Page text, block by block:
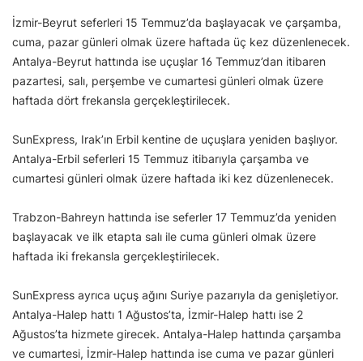
İzmir-Beyrut seferleri 15 Temmuz’da başlayacak ve çarşamba,
cuma, pazar günleri olmak üzere haftada üç kez düzenlenecek.
Antalya-Beyrut hattında ise uçuşlar 16 Temmuz’dan itibaren
pazartesi, salı, perşembe ve cumartesi günleri olmak üzere
haftada dört frekansla gerçekleştirilecek.
SunExpress, Irak’ın Erbil kentine de uçuşlara yeniden başlıyor.
Antalya-Erbil seferleri 15 Temmuz itibarıyla çarşamba ve
cumartesi günleri olmak üzere haftada iki kez düzenlenecek.
Trabzon-Bahreyn hattında ise seferler 17 Temmuz’da yeniden
başlayacak ve ilk etapta salı ile cuma günleri olmak üzere
haftada iki frekansla gerçekleştirilecek.
SunExpress ayrıca uçuş ağını Suriye pazarıyla da genişletiyor.
Antalya-Halep hattı 1 Ağustos’ta, İzmir-Halep hattı ise 2
Ağustos’ta hizmete girecek. Antalya-Halep hattında çarşamba
ve cumartesi, İzmir-Halep hattında ise cuma ve pazar günleri